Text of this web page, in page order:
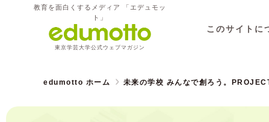
教育を面白くするメディア 「エデュモッ
ト」
東京学芸大学公式ウェブマガジン
このサイトに
edumotto ホーム 未来の学校 みんなで創ろう。